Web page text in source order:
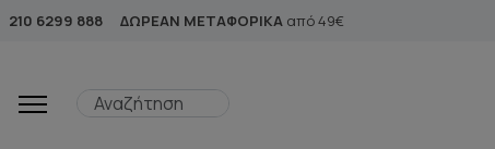
210 6299 888 ΔΩΡΕΑΝ ΜΕΤΑΦΟΡΙΚΑ από 49€